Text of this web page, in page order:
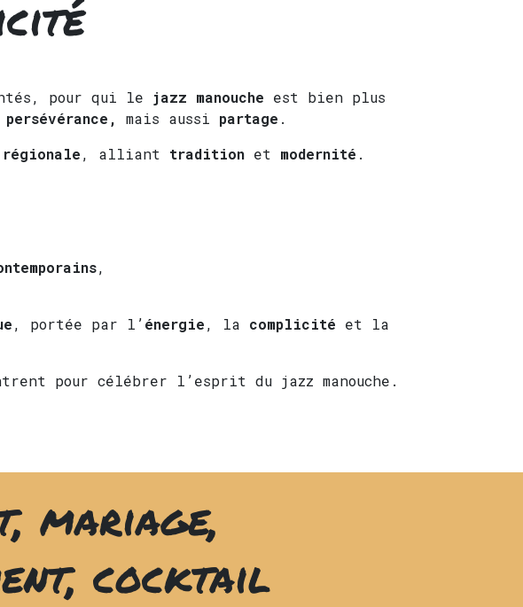
pour qui le jazz manouche est bien plus
persévérance, mais aussi partage .
, alliant tradition et modernité .
,
, portée par l’énergie, la complicité et la
pour célébrer l’esprit du jazz manouche.
mariage,
cocktail